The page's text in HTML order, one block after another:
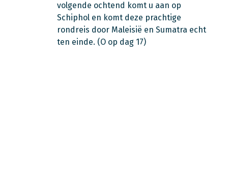
volgende ochtend komt u aan op
Schiphol en komt deze prachtige
rondreis door Maleisië en Sumatra echt
ten einde. (O op dag 17)